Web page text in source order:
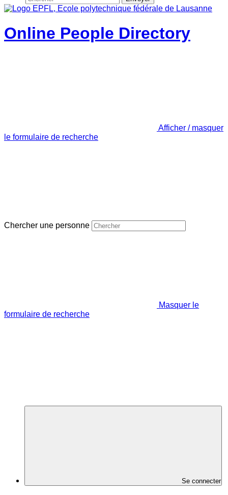
Online People Directory
Afficher / masquer
le formulaire de recherche
Chercher une personne
Masquer le
formulaire de recherche
Se connecter